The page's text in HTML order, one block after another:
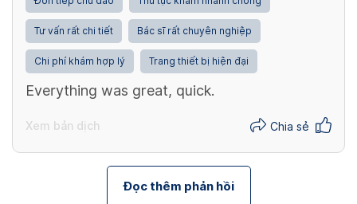
Tư vấn rất chi tiết Bác sĩ rất chuyên nghiệp
Chi phí khám hợp lý Trang thiết bị hiện đại
Everything was great, quick.
Xem bản dịch Chia sẻ
Đọc thêm phản hồi